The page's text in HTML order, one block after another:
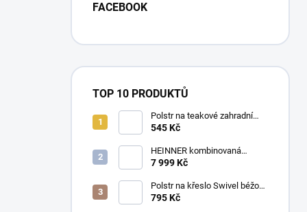
FACEBOOK
TOP 10 PRODUKTŮ
Polstr na teakové zahradní
křeslo vysoké - látka motiv
545 Kč
HEINNER kombinovaná
chladnička HF-
7 999 Kč
Polstr na křeslo Swivel béžový
melír
795 Kč